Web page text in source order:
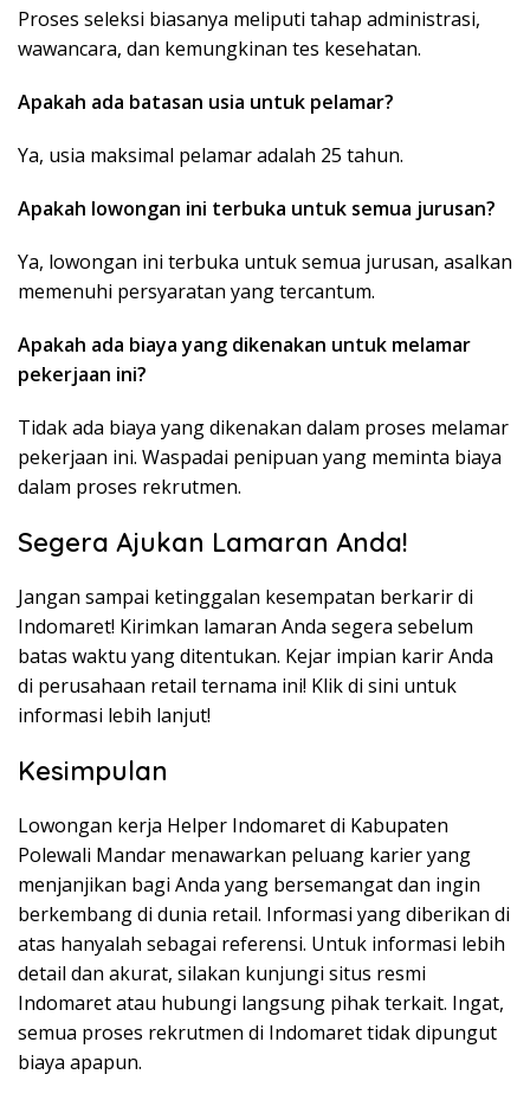
Proses seleksi biasanya meliputi tahap administrasi,
wawancara, dan kemungkinan tes kesehatan.
Apakah ada batasan usia untuk pelamar?
Ya, usia maksimal pelamar adalah 25 tahun.
Apakah lowongan ini terbuka untuk semua jurusan?
Ya, lowongan ini terbuka untuk semua jurusan, asalkan
memenuhi persyaratan yang tercantum.
Apakah ada biaya yang dikenakan untuk melamar
pekerjaan ini?
Tidak ada biaya yang dikenakan dalam proses melamar
pekerjaan ini. Waspadai penipuan yang meminta biaya
dalam proses rekrutmen.
Segera Ajukan Lamaran Anda!
Jangan sampai ketinggalan kesempatan berkarir di
Indomaret! Kirimkan lamaran Anda segera sebelum
batas waktu yang ditentukan. Kejar impian karir Anda
di perusahaan retail ternama ini! Klik di sini untuk
informasi lebih lanjut!
Kesimpulan
Lowongan kerja Helper Indomaret di Kabupaten
Polewali Mandar menawarkan peluang karier yang
menjanjikan bagi Anda yang bersemangat dan ingin
berkembang di dunia retail. Informasi yang diberikan di
atas hanyalah sebagai referensi. Untuk informasi lebih
detail dan akurat, silakan kunjungi situs resmi
Indomaret atau hubungi langsung pihak terkait. Ingat,
semua proses rekrutmen di Indomaret tidak dipungut
biaya apapun.